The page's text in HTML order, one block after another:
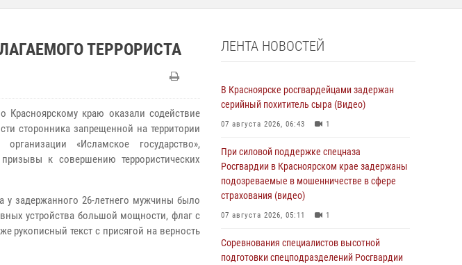
ТЕРРОРИСТА
Красноярскому краю оказали содействие
сторонника запрещенной на территории
«Исламское государство»,
к совершению террористических
у задержанного 26-летнего мужчины было
устройства большой мощности, флаг с
рукописный текст с присягой на верность
ЛЕНТА НОВОСТЕЙ
В Красноярске росгвардейцами задержан
серийный похититель сыра (Видео)
07 августа 2026, 06:43 1
При силовой поддержке спецназа
Росгвардии в Красноярском крае задержаны
подозреваемые в мошенничестве в сфере
страхования (видео)
07 августа 2026, 05:11 1
Соревнования специалистов высотной
подготовки спецподразделений Росгвардии